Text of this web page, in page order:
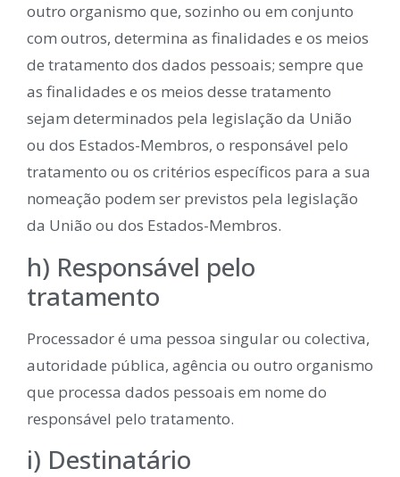
outro organismo que, sozinho ou em conjunto
com outros, determina as finalidades e os meios
de tratamento dos dados pessoais; sempre que
as finalidades e os meios desse tratamento
sejam determinados pela legislação da União
ou dos Estados-Membros, o responsável pelo
tratamento ou os critérios específicos para a sua
nomeação podem ser previstos pela legislação
da União ou dos Estados-Membros.
h) Responsável pelo
tratamento
Processador é uma pessoa singular ou colectiva,
autoridade pública, agência ou outro organismo
que processa dados pessoais em nome do
responsável pelo tratamento.
i) Destinatário